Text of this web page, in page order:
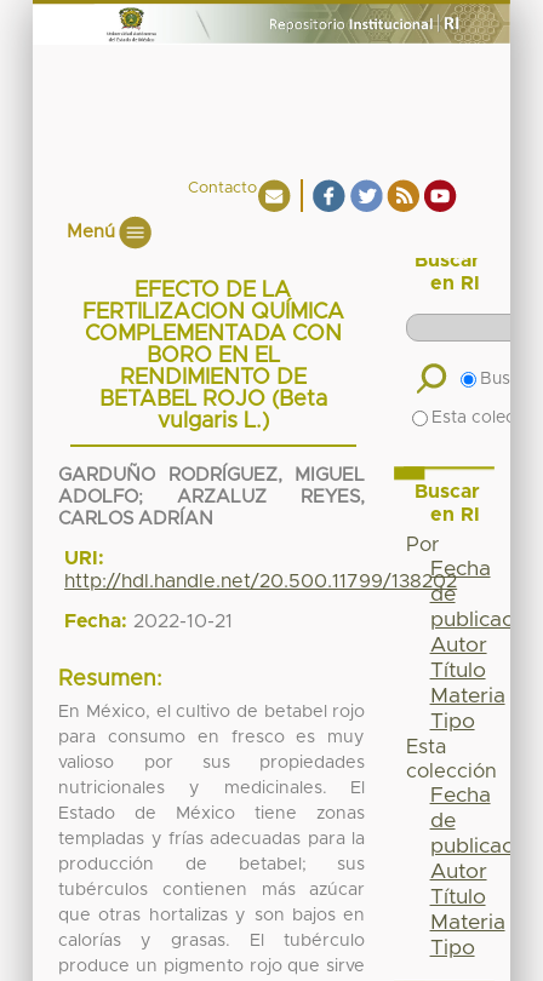
Contacto
Menú
EFECTO DE LA
FERTILIZACION QUÍMICA
COMPLEMENTADA CON
BORO EN EL
RENDIMIENTO DE
BETABEL ROJO (Beta
vulgaris L.)
GARDUÑO RODRÍGUEZ, MIGUEL
ADOLFO;ARZALUZ REYES,
CARLOS ADRÍAN
URI:
http://hdl.handle.net/20.500.11799/138202
Fecha: 2022-10-21
Resumen:
En México, el cultivo de betabel rojo
para consumo en fresco es muy
valioso por sus propiedades
nutricionales y medicinales. El
Estado de México tiene zonas
templadas y frías adecuadas para la
producción de betabel; sus
tubérculos contienen más azúcar
que otras hortalizas y son bajos en
calorías y grasas. El tubérculo
produce un pigmento rojo que sirve
Buscar
en RI
Buscar
Esta
Buscar
en RI
Por
Fecha
de
publicación
Autor
Título
Materia
Tipo
Esta
colección
Fecha
de
publicación
Autor
Título
Materia
Tipo